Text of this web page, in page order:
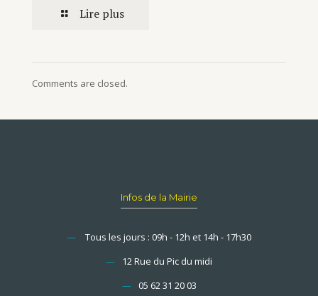
Lire plus
Comments are closed.
Infos de la Mairie
—
Tous les jours : 09h - 12h et 14h - 17h30
—
12 Rue du Pic du midi
— 05 62 31 20 03